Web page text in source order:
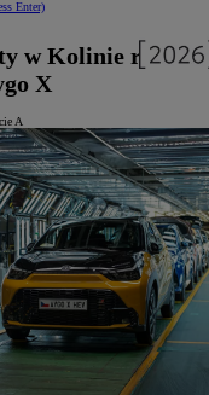
Enter)
w Kolinie
X
A